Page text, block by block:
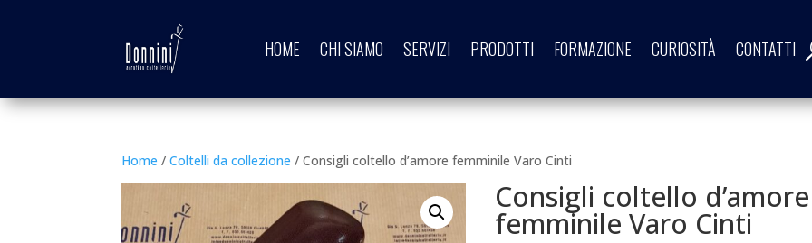
HOME CHI SIAMO SERVIZI PRODOTTI FORMAZIONE CURIOSITÀ CONTATTI
Home /Coltelli da collezione / Consigli coltello d’amore femminile Varo Cinti
Consigli coltello d’amore
femminile Varo Cinti